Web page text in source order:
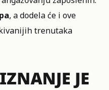
, a dodela će i ove
trenutaka
JE